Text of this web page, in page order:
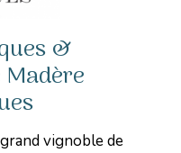
&
vignoble de